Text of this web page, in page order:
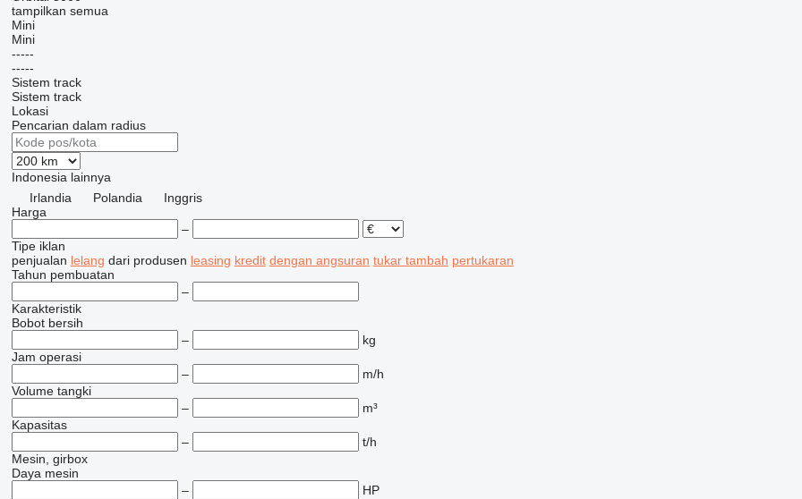
tampilkan semua
Mini
Mini
-----
-----
Sistem track
Sistem track
Lokasi
Pencarian dalam radius
Indonesia lainnya
Irlandia
Polandia
Inggris
Harga
–
Tipe iklan
penjualan lelang dari produsen leasing kredit dengan angsuran tukar tambah pertukaran
Tahun pembuatan
–
Karakteristik
Bobot bersih
–
kg
Jam operasi
–
m/h
Volume tangki
–
m³
Kapasitas
–
t/h
Mesin, girbox
Daya mesin
–
HP